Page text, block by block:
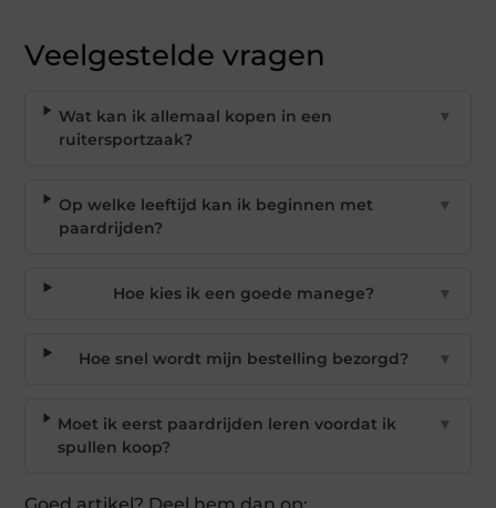
Veelgestelde vragen
Wat kan ik allemaal kopen in een
ruitersportzaak?
▼
Op welke leeftijd kan ik beginnen met
paardrijden?
▼
Hoe kies ik een goede manege? ▼
Hoe snel wordt mijn bestelling bezorgd? ▼
Moet ik eerst paardrijden leren voordat ik
spullen koop?
▼